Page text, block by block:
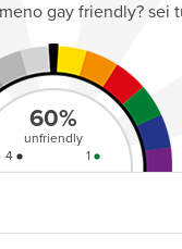
gay friendly? sei
60%
unfriendly
4
1